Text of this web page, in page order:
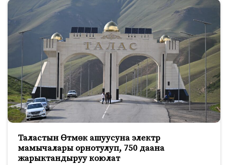
Таластын Өтмөк ашуусуна электр
мамычалары орнотулуп, 750 даана
жарыктандыруу коюлат